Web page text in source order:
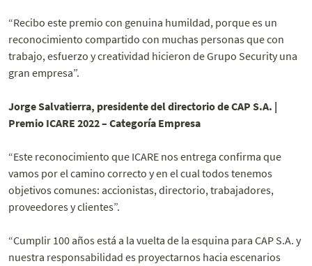
“Recibo este premio con genuina humildad, porque es un
reconocimiento compartido con muchas personas que con
trabajo, esfuerzo y creatividad hicieron de Grupo Security una
gran empresa”.
Jorge Salvatierra, presidente del directorio de CAP S.A. |
Premio ICARE 2022 – Categoría Empresa
“Este reconocimiento que ICARE nos entrega confirma que
vamos por el camino correcto y en el cual todos tenemos
objetivos comunes: accionistas, directorio, trabajadores,
proveedores y clientes”.
“Cumplir 100 años está a la vuelta de la esquina para CAP S.A. y
nuestra responsabilidad es proyectarnos hacia escenarios